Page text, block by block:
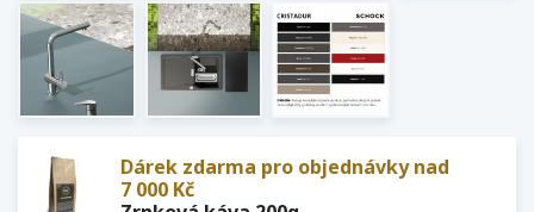
Dárek zdarma pro objednávky nad
7 000 Kč